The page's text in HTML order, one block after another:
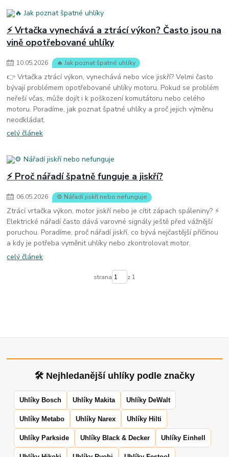
⚡ Vrtačka vynechává a ztrácí výkon? Často jsou na
vině opotřebované uhlíky
10.05.2026 🔥 Jak poznat špatné uhlíky
👉 Vrtačka ztrácí výkon, vynechává nebo více jiskří? Velmi často
bývají problémem opotřebované uhlíky motoru. Pokud se problém
neřeší včas, může dojít i k poškození komutátoru nebo celého
motoru. Poradíme, jak poznat špatné uhlíky a proč jejich výměnu
neodkládat.
celý článek
⚡ Proč nářadí špatně funguje a jiskří?
06.05.2026 ⚙️ Nářadí jiskří nebo nefunguje
Ztrácí vrtačka výkon, motor jiskří nebo je cítit zápach spáleniny? ⚡
Elektrické nářadí často dává varovné signály ještě před vážnější
poruchou. Poradíme, proč nářadí jiskří, co bývá nejčastější příčinou
a kdy je potřeba vyměnit uhlíky nebo zkontrolovat motor.
celý článek
strana z 1
🛠 Nejhledanější uhlíky podle značky
Uhlíky Bosch Uhlíky Makita Uhlíky DeWalt
Uhlíky Metabo Uhlíky Narex Uhlíky Hilti
Uhlíky Parkside Uhlíky Black & Decker Uhlíky Einhell